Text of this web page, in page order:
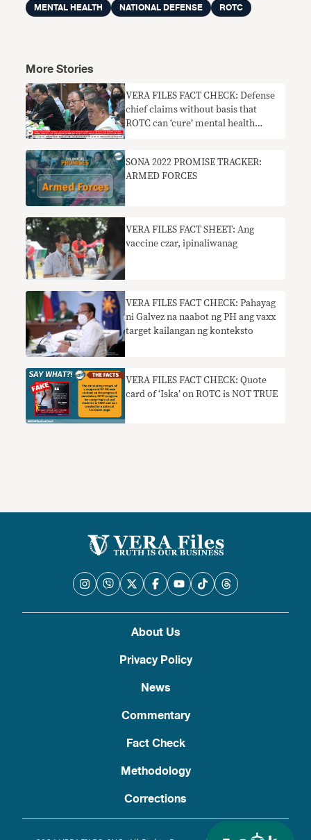
MENTAL HEALTH
NATIONAL DEFENSE ROTC
More Stories
VERA FILES FACT CHECK: Defense
chief claims without basis that
ROTC can ‘cure’ mental health
SONA 2022 PROMISE TRACKER:
ARMED FORCES
VERA FILES FACT SHEET: Ang
vaccine czar, ipinaliwanag
VERA FILES FACT CHECK: Pahayag
ni Galvez na naabot ng PH ang vaxx
target kailangan ng konteksto
VERA FILES FACT CHECK: Quote
card of ‘Iska’ on ROTC is NOT TRUE
About Us
Privacy Policy
News
Commentary
Fact Check
Methodology
Corrections